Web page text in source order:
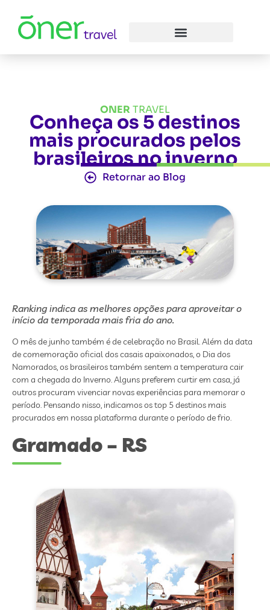
ONER TRAVEL
Conheça os 5 destinos
mais procurados pelos
brasileiros no inverno
Retornar ao Blog
Ranking indica as melhores opções para aproveitar o
início da temporada mais fria do ano.
O mês de junho também é de celebração no Brasil. Além da data
de comemoração oficial dos casais apaixonados, o Dia dos
Namorados, os brasileiros também sentem a temperatura cair
com a chegada do Inverno. Alguns preferem curtir em casa, já
outros procuram vivenciar novas experiências para memorar o
período. Pensando nisso, indicamos os top 5 destinos mais
procurados em nossa plataforma durante o período de frio.
Gramado – RS